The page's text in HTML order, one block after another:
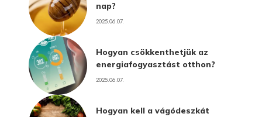
nap?
2025.06.07.
Hogyan csökkenthetjük az
energiafogyasztást otthon?
2025.06.07.
Hogyan kell a vágódeszkát